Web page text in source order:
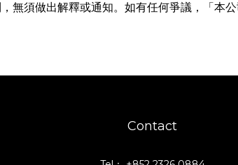
無須做出解釋或通知。如有任何爭議，「本
Contact